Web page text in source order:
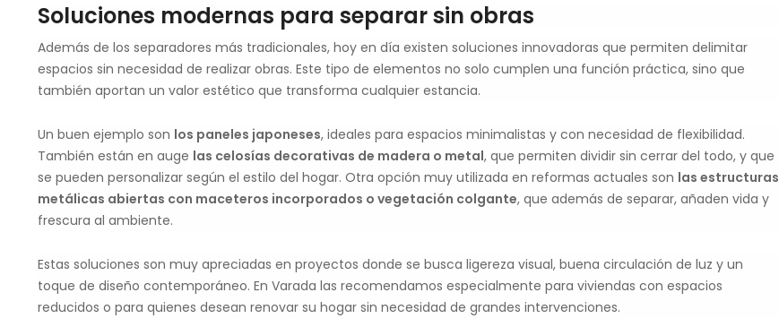
Soluciones modernas para separar sin obras
Además de los separadores más tradicionales, hoy en día existen soluciones innovadoras que permiten delimitar
espacios sin necesidad de realizar obras. Este tipo de elementos no solo cumplen una función práctica, sino que
también aportan un valor estético que transforma cualquier estancia.
Un buen ejemplo son los paneles japoneses, ideales para espacios minimalistas y con necesidad de flexibilidad.
También están en auge las celosías decorativas de madera o metal, que permiten dividir sin cerrar del todo, y que
se pueden personalizar según el estilo del hogar. Otra opción muy utilizada en reformas actuales son las estructuras
metálicas abiertas con maceteros incorporados o vegetación colgante, que además de separar, añaden vida y
frescura al ambiente.
Estas soluciones son muy apreciadas en proyectos donde se busca ligereza visual, buena circulación de luz y un
toque de diseño contemporáneo. En Varada las recomendamos especialmente para viviendas con espacios
reducidos o para quienes desean renovar su hogar sin necesidad de grandes intervenciones.